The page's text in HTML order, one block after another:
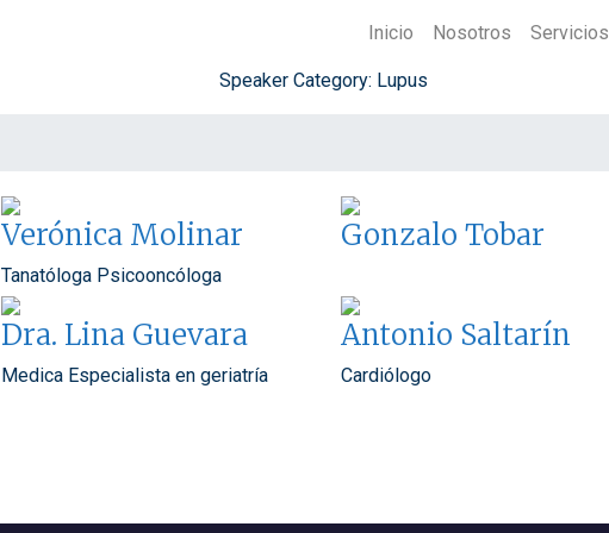
Inicio Nosotros Servicios
Speaker Category: Lupus
Verónica Molinar
Tanatóloga Psicooncóloga
Gonzalo Tobar
Dra. Lina Guevara
Medica Especialista en geriatría
Antonio Saltarín
Cardiólogo